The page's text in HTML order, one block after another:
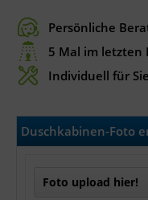
Persönliche
5 Mal im
Individuell für
Duschkabinen-Foto
Foto upload hier!